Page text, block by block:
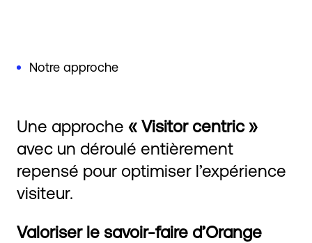
Notre approche
Une approche « Visitor centric »
avec un déroulé entièrement
repensé pour optimiser l’expérience
visiteur.
Valoriser le savoir-faire d’Orange